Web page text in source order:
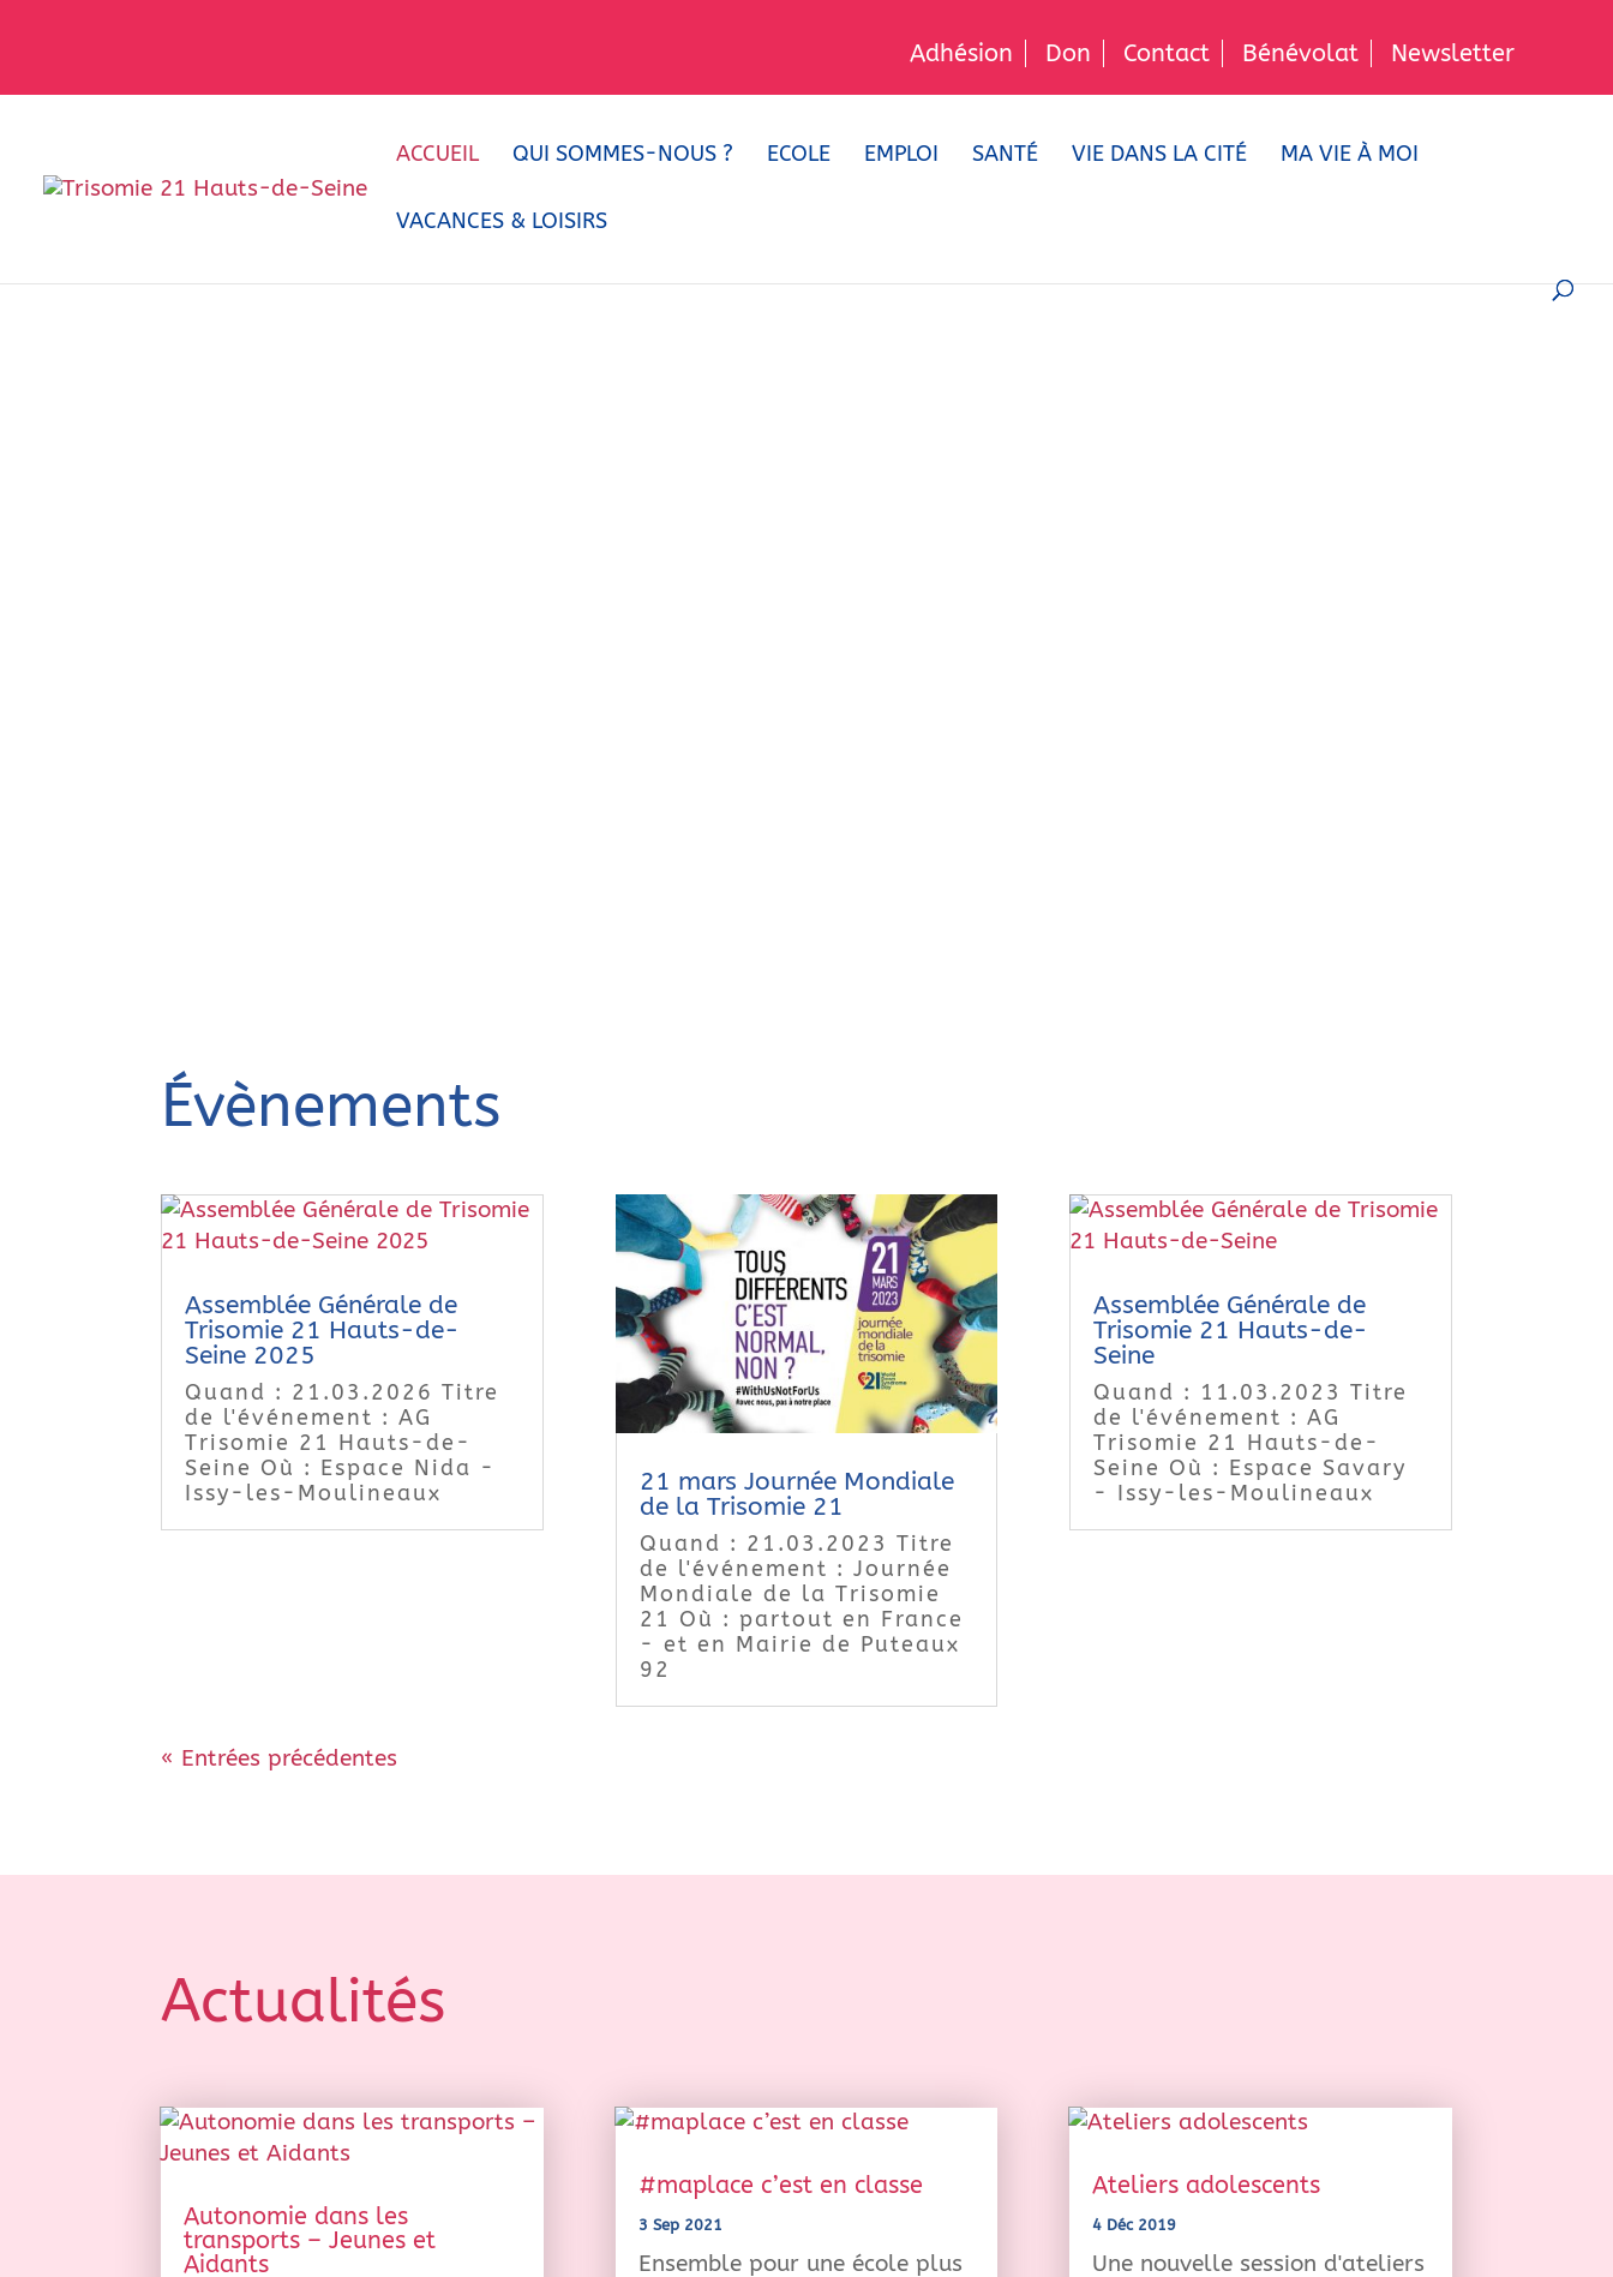
Adhésion Don Contact Bénévolat Newsletter
ACCUEIL QUI SOMMES-NOUS ? ECOLE EMPLOI SANTÉ VIE DANS LA CITÉ MA VIE À MOI
VACANCES & LOISIRS
Évènements
Assemblée Générale de
Trisomie 21 Hauts-de-
Seine 2025
Quand : 21.03.2026 Titre
de l'événement : AG
Trisomie 21 Hauts-de-
Seine Où : Espace Nida -
Issy-les-Moulineaux
21 mars Journée Mondiale
de la Trisomie 21
Quand : 21.03.2023 Titre
de l'événement : Journée
Mondiale de la Trisomie
21 Où : partout en France
- et en Mairie de Puteaux
92
Assemblée Générale de
Trisomie 21 Hauts-de-
Seine
Quand : 11.03.2023 Titre
de l'événement : AG
Trisomie 21 Hauts-de-
Seine Où : Espace Savary
- Issy-les-Moulineaux
« Entrées précédentes
Actualités
Autonomie dans les
transports – Jeunes et
Aidants
#maplace c’est en classe
3 Sep 2021
Ensemble pour une école plus
Ateliers adolescents
4 Déc 2019
Une nouvelle session d'ateliers